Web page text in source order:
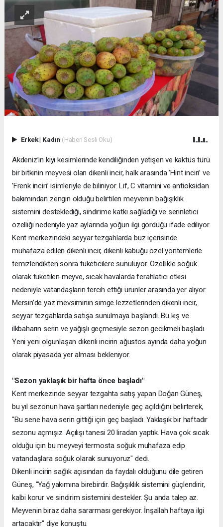
Erkek| Kadın (Haberi Sesli Oku)
Akdeniz’in kıyı kesimlerinde kendiliğinden yetişen ve kaktüs türü
bir bitkinin meyvesi olan dikenli incir, halk arasında ’Hint inciri’ ve
’Frenk inciri’ isimleriyle de biliniyor. Lif, C vitamini ve antioksidan
bakımından zengin olduğu belirtilen meyvenin bağışıklık
sistemini desteklediği, sindirime katkı sağladığı ve serinletici
özelliği nedeniyle yaz aylarında yoğun ilgi gördüğü ifade ediliyor.
Kent merkezindeki seyyar tezgahlarda buz içerisinde
muhafaza edilen dikenli incir, dikenli kabuğu özel yöntemlerle
temizlendikten sonra tüketicilere sunuluyor. Özellikle soğuk
olarak tüketilen meyve, sıcak havalarda ferahlatıcı etkisi
nedeniyle vatandaşların tercih ettiği ürünler arasında yer alıyor.
Mersin’de yaz mevsiminin simge lezzetlerinden dikenli incir,
seyyar tezgahlarda satışa sunulmaya başlandı. Bu kış ve
ilkbaharın serin ve yağışlı geçmesiyle sezon gecikmeli başladı.
Yeni yeni olgunlaşan dikenli incirin ağustos ayında daha yoğun
olarak piyasada yer alması bekleniyor.
"Sezon yaklaşık bir hafta önce başladı"
Kent merkezinde seyyar tezgahta satış yapan Doğan Güneş,
bu yıl sezonun hava şartları nedeniyle geç açıldığını belirterek,
"Bu sene hava serin gittiği için geç başladı. Yaklaşık bir haftadır
sezonu açmışız. Açılışı tanesi 20 liradan yaptık. Hava çok sıcak
olduğu için bu meyveyi termosta soğuk muhafaza edip
vatandaşlara soğuk olarak sunuyoruz" dedi.
Dikenli incirin sağlık açısından da faydalı olduğunu dile getiren
Güneş, "Yağ yakımına birebirdir. Bağışıklık sistemini güçlendirir,
kalbi korur ve sindirim sistemini destekler. Şu anda talep az.
Meyvenin biraz daha sararması gerekiyor. İnşallah haftaya ilgi
artacaktır" diye konuştu.